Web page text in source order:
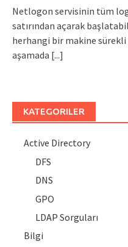
Netlogon servisinin tüm
satırından açarak
herhangi bir makine
aşamada [...]
KATEGORILER
Active Directory
DFS
DNS
GPO
LDAP Sorguları
Bilgi